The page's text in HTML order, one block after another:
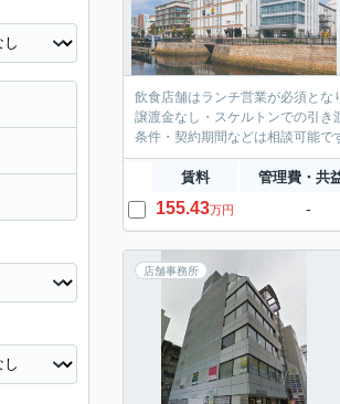
飲食店舗はランチ営業が必須とな
譲渡金なし・スケルトンでの引き
条件・契約期間などは相談可能で
賃料 管理費・共
155.43万円 -
店舗事務所